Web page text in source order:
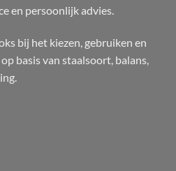
en persoonlijk advies.
bij het kiezen, gebruiken en
basis van staalsoort, balans,